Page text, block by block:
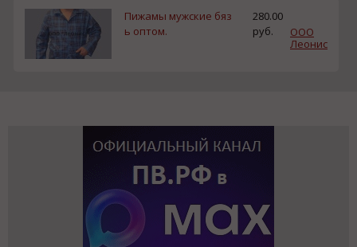
Пижамы мужские бяз
ь оптом.
280.00
руб.
ООО
Леонис